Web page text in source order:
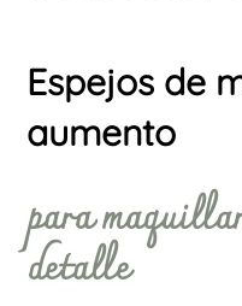
Espejos de
aumento
para
detalle